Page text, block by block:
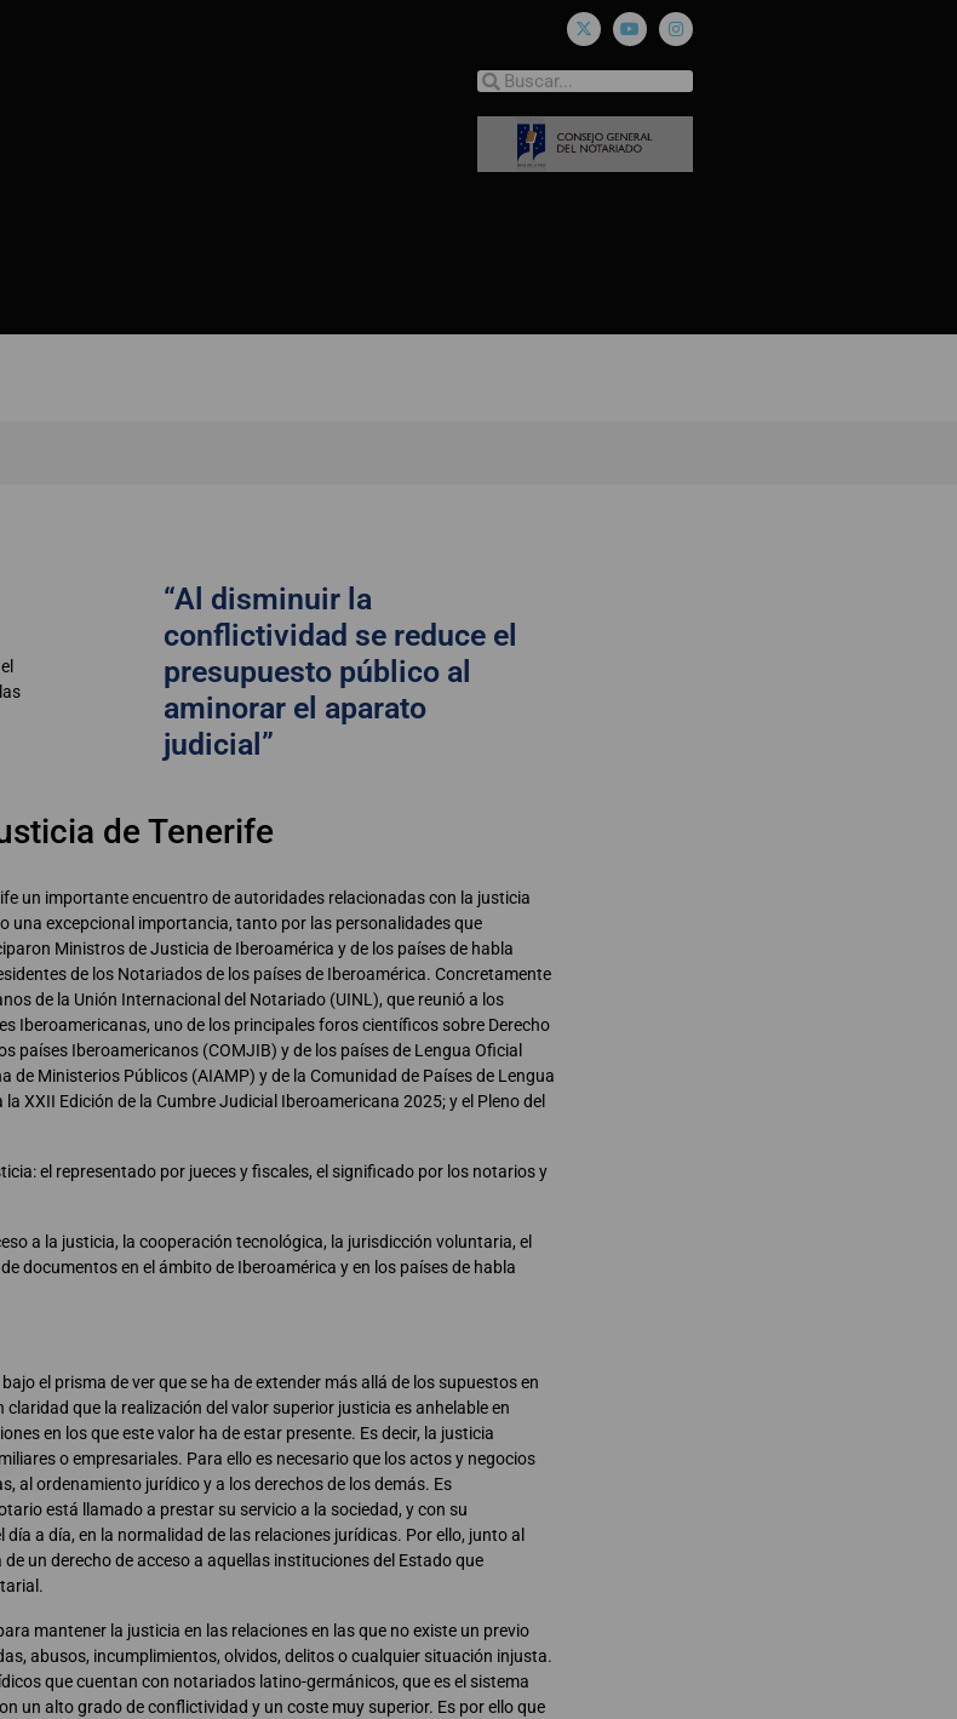
“Al disminuir la
conflictividad se reduce el
presupuesto público al
aminorar el aparato
judicial”
de Tenerife
un importante encuentro de autoridades relacionadas con la justicia
una excepcional importancia, tanto por las personalidades que
Ministros de Justicia de Iberoamérica y de los países de habla
de los Notariados de los países de Iberoamérica. Concretamente
de la Unión Internacional del Notariado (UINL), que reunió a los
Iberoamericanas, uno de los principales foros científicos sobre Derecho
países Iberoamericanos (COMJIB) y de los países de Lengua Oficial
Ministerios Públicos (AIAMP) y de la Comunidad de Países de Lengua
XXII Edición de la Cumbre Judicial Iberoamericana 2025; y el Pleno del
el representado por jueces y fiscales, el significado por los notarios y
a la justicia, la cooperación tecnológica, la jurisdicción voluntaria, el
documentos en el ámbito de Iberoamérica y en los países de habla
el prisma de ver que se ha de extender más allá de los supuestos en
que la realización del valor superior justicia es anhelable en
en los que este valor ha de estar presente. Es decir, la justicia
o empresariales. Para ello es necesario que los actos y negocios
al ordenamiento jurídico y a los derechos de los demás. Es
está llamado a prestar su servicio a la sociedad, y con su
a día, en la normalidad de las relaciones jurídicas. Por ello, junto al
un derecho de acceso a aquellas instituciones del Estado que
mantener la justicia en las relaciones en las que no existe un previo
abusos, incumplimientos, olvidos, delitos o cualquier situación injusta.
que cuentan con notariados latino-germánicos, que es el sistema
un alto grado de conflictividad y un coste muy superior. Es por ello que